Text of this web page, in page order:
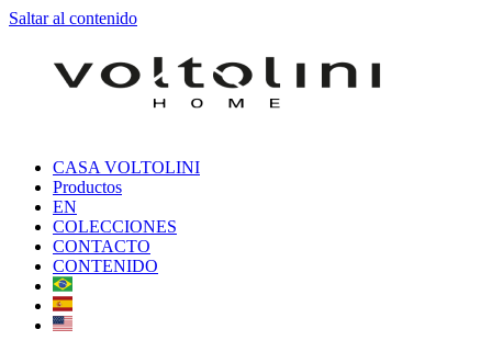
Saltar al contenido
CASA VOLTOLINI
Productos
EN
COLECCIONES
CONTACTO
CONTENIDO